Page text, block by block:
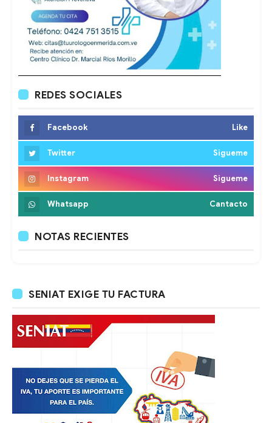
REDES SOCIALES
Facebook Like
Twitter Sigueme
Instagram Sigueme
Whatsapp Cantacto
NOTAS RECIENTES
SENIAT EXIGE TU FACTURA